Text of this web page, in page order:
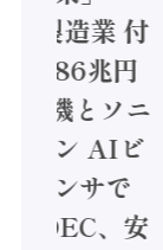
年製造業 付
額86兆円
電機とソニ
コン AIビ
センサで
/ IDEC、安